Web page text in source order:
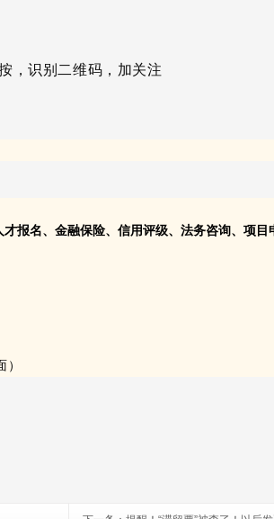
，识别二维码，加关注
报名、金融保险、信用评级、法务咨询、项目
）